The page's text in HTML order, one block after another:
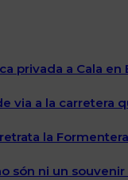
privada a Cala
via a la carretera
la
són ni un